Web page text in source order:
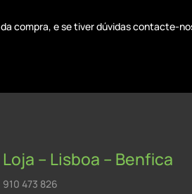
compra, e se tiver dúvidas contacte-
Loja – Lisboa – Benfica
910 473 826